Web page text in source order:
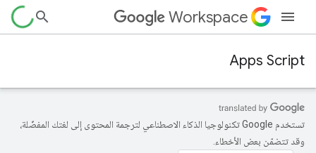
Workspace
Apps Script
تستخدم Google تكنولوجيا الذكاء الاصطناعي لترجمة المحتوى إلى لغتك المفضّلة،
وقد تتضمّن بعض الأخطاء.